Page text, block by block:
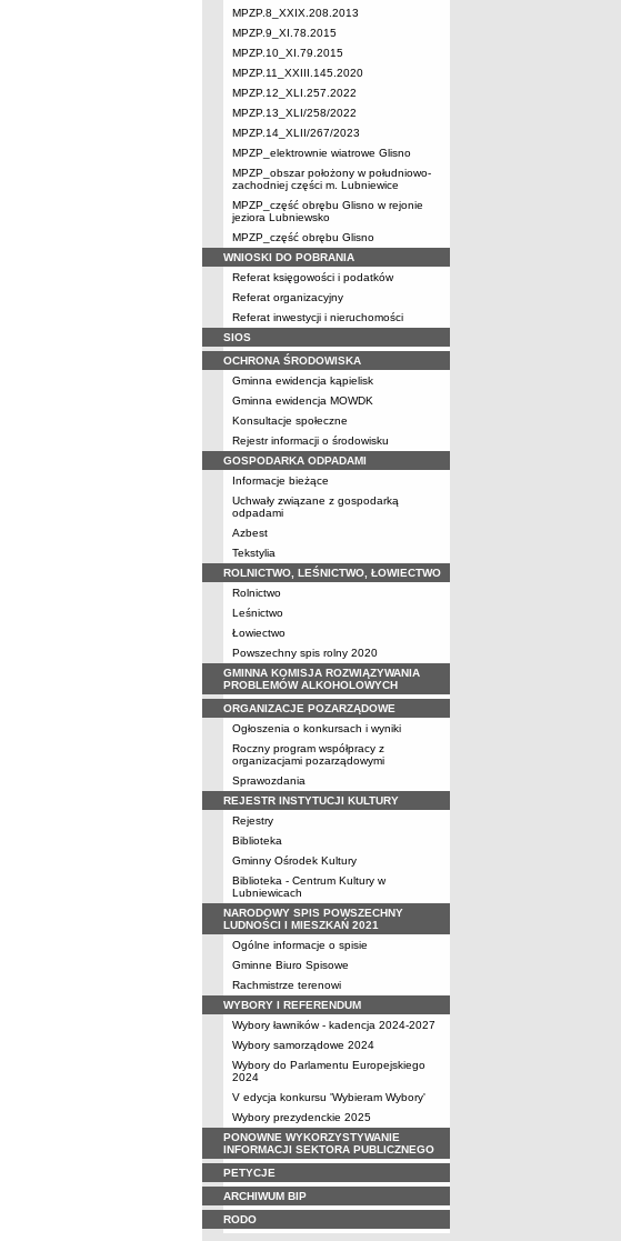
MPZP.8_XXIX.208.2013
MPZP.9_XI.78.2015
MPZP.10_XI.79.2015
MPZP.11_XXIII.145.2020
MPZP.12_XLI.257.2022
MPZP.13_XLI/258/2022
MPZP.14_XLII/267/2023
MPZP_elektrownie wiatrowe Glisno
MPZP_obszar położony w południowo-
zachodniej części m. Lubniewice
MPZP_część obrębu Glisno w rejonie
jeziora Lubniewsko
MPZP_część obrębu Glisno
WNIOSKI DO POBRANIA
Referat księgowości i podatków
Referat organizacyjny
Referat inwestycji i nieruchomości
SIOS
OCHRONA ŚRODOWISKA
Gminna ewidencja kąpielisk
Gminna ewidencja MOWDK
Konsultacje społeczne
Rejestr informacji o środowisku
GOSPODARKA ODPADAMI
Informacje bieżące
Uchwały związane z gospodarką
odpadami
Azbest
Tekstylia
ROLNICTWO, LEŚNICTWO, ŁOWIECTWO
Rolnictwo
Leśnictwo
Łowiectwo
Powszechny spis rolny 2020
GMINNA KOMISJA ROZWIĄZYWANIA
PROBLEMÓW ALKOHOLOWYCH
ORGANIZACJE POZARZĄDOWE
Ogłoszenia o konkursach i wyniki
Roczny program współpracy z
organizacjami pozarządowymi
Sprawozdania
REJESTR INSTYTUCJI KULTURY
Rejestry
Biblioteka
Gminny Ośrodek Kultury
Biblioteka - Centrum Kultury w
Lubniewicach
NARODOWY SPIS POWSZECHNY
LUDNOŚCI I MIESZKAŃ 2021
Ogólne informacje o spisie
Gminne Biuro Spisowe
Rachmistrze terenowi
WYBORY I REFERENDUM
Wybory ławników - kadencja 2024-2027
Wybory samorządowe 2024
Wybory do Parlamentu Europejskiego
2024
V edycja konkursu 'Wybieram Wybory'
Wybory prezydenckie 2025
PONOWNE WYKORZYSTYWANIE
INFORMACJI SEKTORA PUBLICZNEGO
PETYCJE
ARCHIWUM BIP
RODO